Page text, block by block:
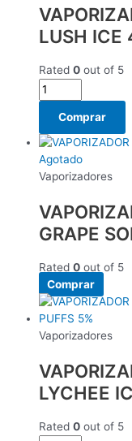
LUSH ICE
Rated 0 out of 5
Comprar
Agotado
Vaporizadores
GRAPE
Rated 0 out of 5
Comprar
Vaporizadores
LYCHEE
Rated 0 out of 5